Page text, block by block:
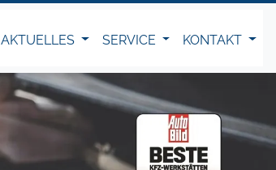
AKTUELLES SERVICE KONTAKT